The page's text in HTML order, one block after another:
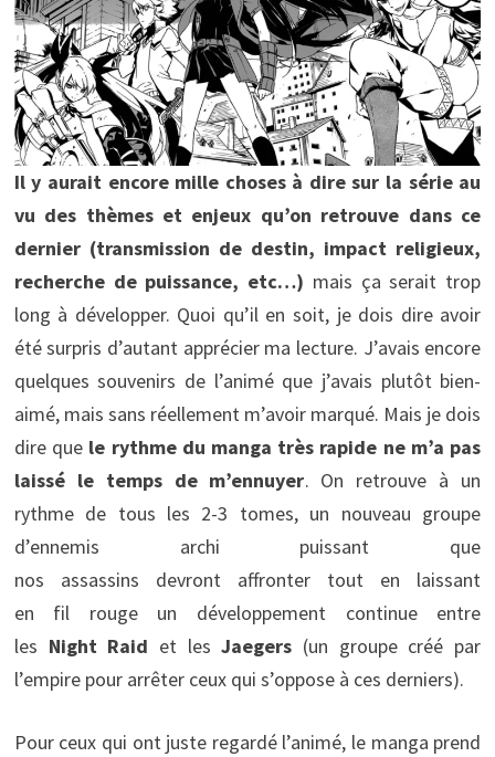
Il y aurait encore mille choses à dire sur la série au
vu des thèmes et enjeux qu’on retrouve dans ce
dernier (transmission de destin, impact religieux,
recherche de puissance, etc…) mais ça serait trop
long à développer. Quoi qu’il en soit, je dois dire avoir
été surpris d’autant apprécier ma lecture. J’avais encore
quelques souvenirs de l’animé que j’avais plutôt bien-
aimé, mais sans réellement m’avoir marqué. Mais je dois
dire que le rythme du manga très rapide ne m’a pas
laissé le temps de m’ennuyer. On retrouve à un
rythme de tous les 2-3 tomes, un nouveau groupe
d’ennemis archi puissant que
nos assassins devront affronter tout en laissant
en fil rouge un développement continue entre
les Night Raid et lesJaegers (un groupe créé par
l’empire pour arrêter ceux qui s’oppose à ces derniers).
Pour ceux qui ont juste regardé l’animé, le manga prend